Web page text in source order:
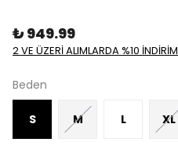
₺ 949.99
2 VE ÜZERİ ALIMLARDA %10 İNDİRİM
Beden
S M L XL